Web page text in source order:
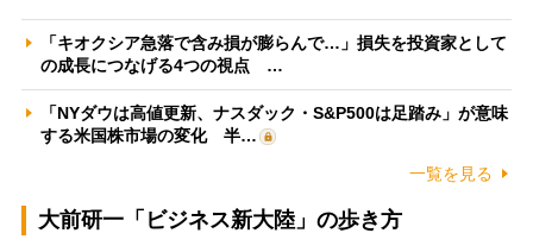
「キオクシア急落で含み損が膨らんで…」損失を投資家として
の成長につなげる4つの視点 …
「NYダウは高値更新、ナスダック・S&P500は足踏み」が意味
する米国株市場の変化 半…
一覧を見る
大前研一「ビジネス新大陸」の歩き方